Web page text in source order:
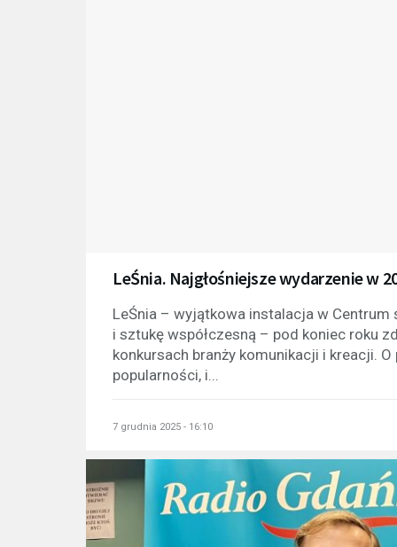
LeŚnia. Najgłośniejsze wydarzenie w
LeŚnia – wyjątkowa instalacja w Centrum
i sztukę współczesną – pod koniec roku
konkursach branży komunikacji i kreacji.
popularności, i...
7 grudnia 2025 - 16:10